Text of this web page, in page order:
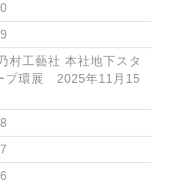
村工藝社 本社地下スタ
プ環展 2025年11月15